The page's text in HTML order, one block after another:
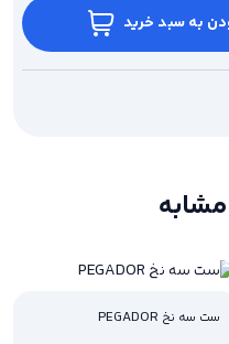
به سبد خرید
ست سه نخ PEGADOR